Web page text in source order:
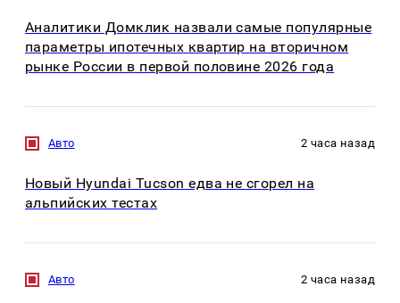
Аналитики Домклик назвали самые популярные
параметры ипотечных квартир на вторичном
рынке России в первой половине 2026 года
Авто 2 часа назад
Новый Hyundai Tucson едва не сгорел на
альпийских тестах
Авто 2 часа назад